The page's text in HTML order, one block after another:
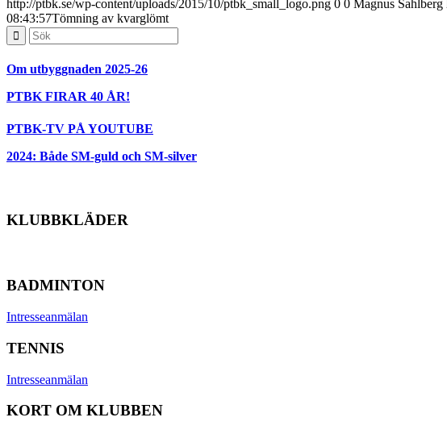
http://ptbk.se/wp-content/uploads/2015/10/ptbk_small_logo.png 0 0 Magnus Sahlberg
08:43:57Tömning av kvarglömt
Om utbyggnaden 2025-26
PTBK FIRAR 40 ÅR!
PTBK-TV PÅ YOUTUBE
2024: Både SM-guld och SM-silver
KLUBBKLÄDER
BADMINTON
Intresseanmälan
TENNIS
Intresseanmälan
KORT OM KLUBBEN